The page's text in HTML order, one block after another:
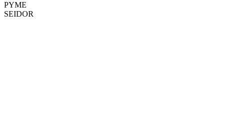
PYME
SEIDOR